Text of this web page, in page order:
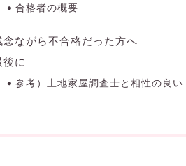
合格者の概要
念ながら不合格だった方へ
後に
参考）土地家屋調査士と相性の良い